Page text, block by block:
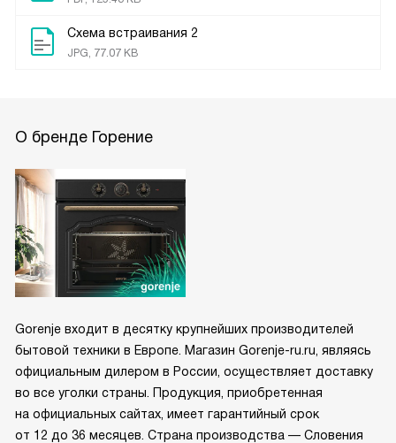
Схема встраивания 2
JPG, 77.07 KB
О бренде Горение
Gorenje входит в десятку крупнейших производителей
бытовой техники в Европе. Магазин Gorenje-ru.ru, являясь
официальным дилером в России, осуществляет доставку
во все уголки страны. Продукция, приобретенная
на официальных сайтах, имеет гарантийный срок
от 12 до 36 месяцев. Страна производства — Словения